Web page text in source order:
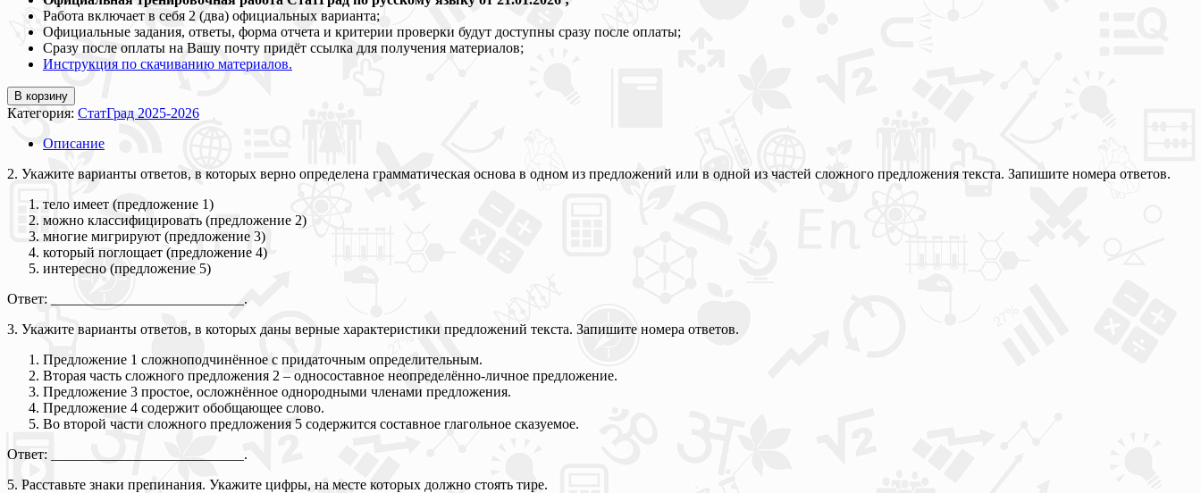
Работа включает в себя 2 (два) официальных варианта;
Официальные задания, ответы, форма отчета и критерии проверки будут доступны сразу после оплаты;
Сразу после оплаты на Вашу почту придёт ссылка для получения материалов;
Инструкция по скачиванию материалов.
В корзину
Категория: СтатГрад 2025-2026
Описание
2. Укажите варианты ответов, в которых верно определена грамматическая основа в одном из предложений или в одной из частей сложного предложения текста. Запишите номера ответов.
тело имеет (предложение 1)
можно классифицировать (предложение 2)
многие мигрируют (предложение 3)
который поглощает (предложение 4)
интересно (предложение 5)
Ответ: ___________________________.
3. Укажите варианты ответов, в которых даны верные характеристики предложений текста. Запишите номера ответов.
Предложение 1 сложноподчинённое с придаточным определительным.
Вторая часть сложного предложения 2 – односоставное неопределённо-личное предложение.
Предложение 3 простое, осложнённое однородными членами предложения.
Предложение 4 содержит обобщающее слово.
Во второй части сложного предложения 5 содержится составное глагольное сказуемое.
Ответ: ___________________________.
5. Расставьте знаки препинания. Укажите цифры, на месте которых должно стоять тире.